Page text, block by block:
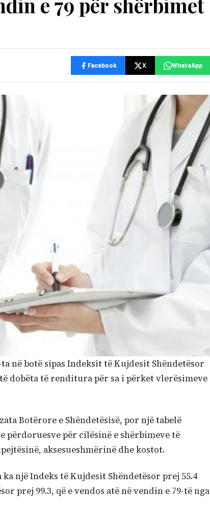
Facebook X WhatsApp
në botë sipas Indeksit të Kujdesit Shëndetësor
dobëta të renditura për sa i përket vlerësimeve
Botërore e Shëndetësisë, por një tabelë
përdoruesve për cilësinë e shërbimeve të
aksesueshmërinë dhe kostot.
një Indeks të Kujdesit Shëndetësor prej 55.4
prej 99.3, që e vendos atë në vendin e 79-të nga